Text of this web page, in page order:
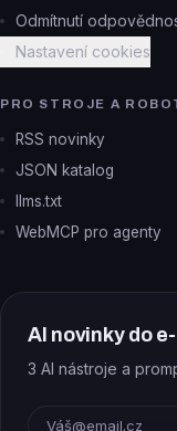
Odmítnutí
Nastavení cookies
PRO STROJE A
RSS novinky
JSON katalog
llms.txt
WebMCP pro agenty
AI novinky do
3 AI nástroje a